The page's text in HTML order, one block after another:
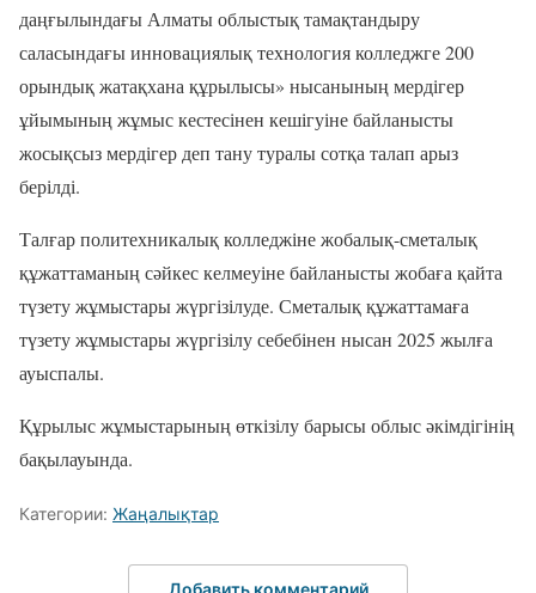
даңғылындағы Алматы облыстық тамақтандыру
саласындағы инновациялық технология колледжге 200
орындық жатақхана құрылысы» нысанының мердігер
ұйымының жұмыс кестесінен кешігуіне байланысты
жосықсыз мердігер деп тану туралы сотқа талап арыз
берілді.
Талғар политехникалық колледжіне жобалық-сметалық
құжаттаманың сәйкес келмеуіне байланысты жобаға қайта
түзету жұмыстары жүргізілуде. Сметалық құжаттамаға
түзету жұмыстары жүргізілу себебінен нысан 2025 жылға
ауыспалы.
Құрылыс жұмыстарының өткізілу барысы облыс әкімдігінің
бақылауында.
Категории: Жаңалықтар
Добавить комментарий